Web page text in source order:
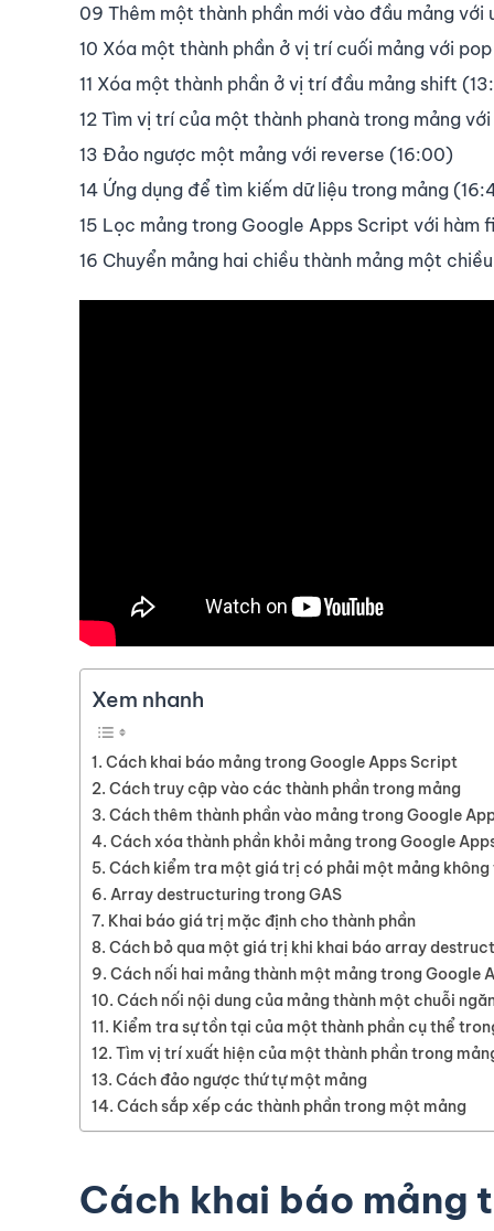
09 Thêm một thành phần mới vào đầu mảng với
10 Xóa một thành phần ở vị trí cuối mảng với
11 Xóa một thành phần ở vị trí đầu mảng shift
12 Tìm vị trí của một thành phanà trong mảng
13 Đảo ngược một mảng với reverse (16:00)
14 Ứng dụng để tìm kiếm dữ liệu trong mảng
15 Lọc mảng trong Google Apps Script với hàm
16 Chuyển mảng hai chiều thành mảng một
Xem nhanh
Cách khai báo mảng trong Google Apps Script
Cách truy cập vào các thành phần trong mảng
Cách thêm thành phần vào mảng trong Google
Cách xóa thành phần khỏi mảng trong Google
Cách kiểm tra một giá trị có phải một mảng không
Array destructuring trong GAS
Khai báo giá trị mặc định cho thành phần
Cách bỏ qua một giá trị khi khai báo array
Cách nối hai mảng thành một mảng trong Google
Cách nối nội dung của mảng thành một chuỗi
Kiểm tra sự tồn tại của một thành phần cụ thể
Tìm vị trí xuất hiện của một thành phần trong
Cách đảo ngược thứ tự một mảng
Cách sắp xếp các thành phần trong một mảng
Cách khai báo mảng